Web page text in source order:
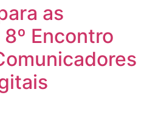
as
Encontro